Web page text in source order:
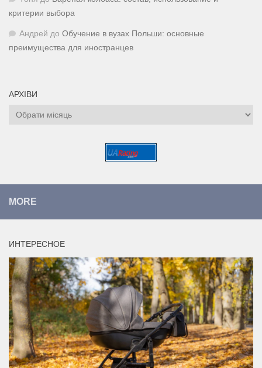
критерии выбора
Андрей до Обучение в вузах Польши: основные
преимущества для иностранцев
АРХІВИ
Архіви
MORE
ИНТЕРЕСНОЕ